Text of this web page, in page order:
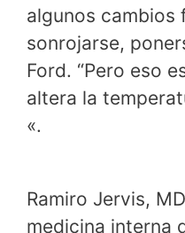
algunos cambios
sonrojarse,
Ford. “Pero eso
altera la
«.
Ramiro Jervis,
medicina interna